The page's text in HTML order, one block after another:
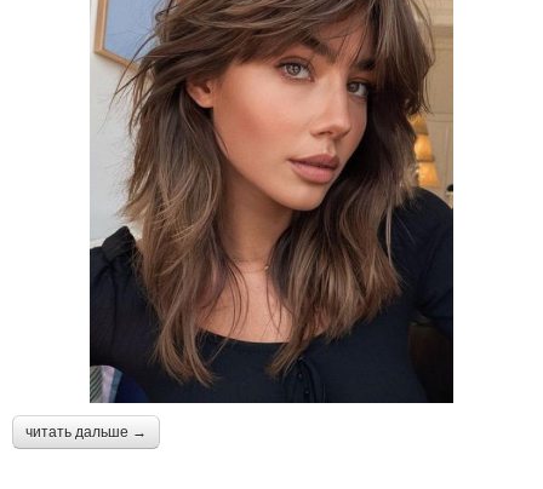
читать дальше →